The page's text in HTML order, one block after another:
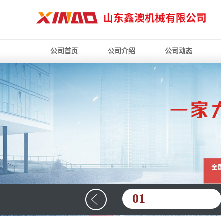
公司首页 公司介绍 公司动态
01